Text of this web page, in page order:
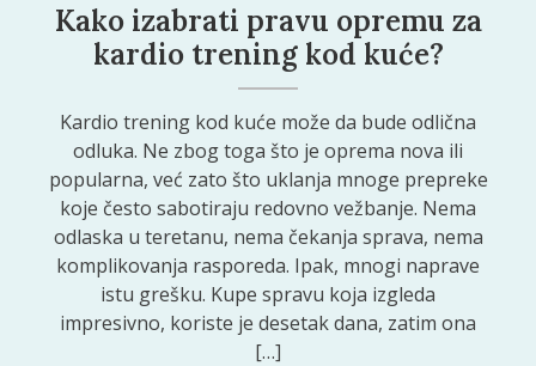
Kako izabrati pravu opremu za
kardio trening kod kuće?
Kardio trening kod kuće može da bude odlična
odluka. Ne zbog toga što je oprema nova ili
popularna, već zato što uklanja mnoge prepreke
koje često sabotiraju redovno vežbanje. Nema
odlaska u teretanu, nema čekanja sprava, nema
komplikovanja rasporeda. Ipak, mnogi naprave
istu grešku. Kupe spravu koja izgleda
impresivno, koriste je desetak dana, zatim ona
[…]